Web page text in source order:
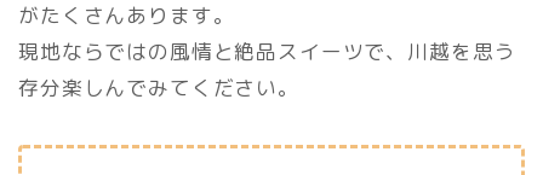
がたくさんあります。
現地ならではの風情と絶品スイーツで、川越を思う
存分楽しんでみてください。